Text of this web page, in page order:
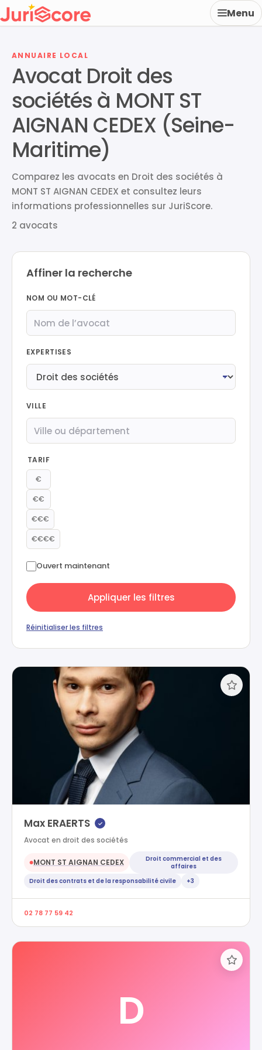
Menu
ANNUAIRE LOCAL
Avocat Droit des
sociétés à MONT ST
AIGNAN CEDEX (Seine-
Maritime)
Comparez les avocats en Droit des sociétés à
MONT ST AIGNAN CEDEX et consultez leurs
informations professionnelles sur JuriScore.
2 avocats
Affiner la recherche
NOM OU MOT-CLÉ
EXPERTISES
VILLE
TARIF
€
€€
€€€
€€€€
Ouvert maintenant
Appliquer les filtres
Réinitialiser les filtres
Max ERAERTS ✓
Avocat en droit des sociétés
●MONT ST AIGNAN CEDEX
Droit commercial et des
affaires
Droit des contrats et de la responsabilité civile
+3
02 78 77 59 42
D